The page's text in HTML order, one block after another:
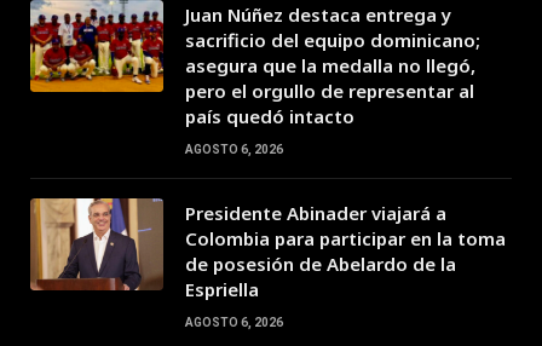
Juan Núñez destaca entrega y
sacrificio del equipo dominicano;
asegura que la medalla no llegó,
pero el orgullo de representar al
país quedó intacto
AGOSTO 6, 2026
Presidente Abinader viajará a
Colombia para participar en la toma
de posesión de Abelardo de la
Espriella
AGOSTO 6, 2026